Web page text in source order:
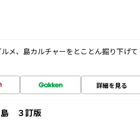
メ、島カルチャーをとことん掘り下げて
詳細を見る
３訂版